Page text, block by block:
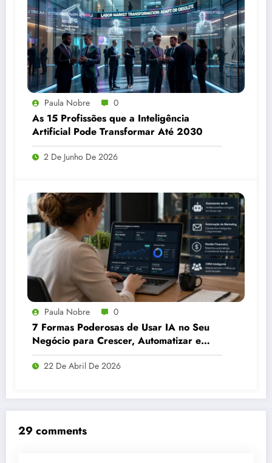
Paula Nobre 0
As 15 Profissões que a Inteligência
Artificial Pode Transformar Até 2030
2 De Junho De 2026
Paula Nobre 0
7 Formas Poderosas de Usar IA no Seu
Negócio para Crescer, Automatizar e
Vender Muito Mais
22 De Abril De 2026
29 comments